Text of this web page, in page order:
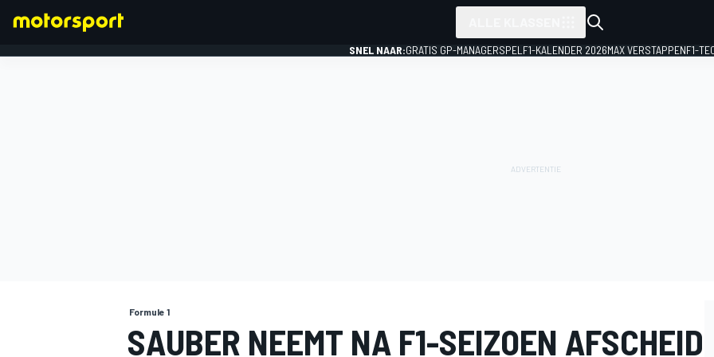
SNEL NAAR:GRATIS GP-MANAGERSPEL F1-KALENDER 2026MAX VERSTAPPENF1-
Formule 1
SAUBER NEEMT NA F1-SEIZOEN AFSCHEID